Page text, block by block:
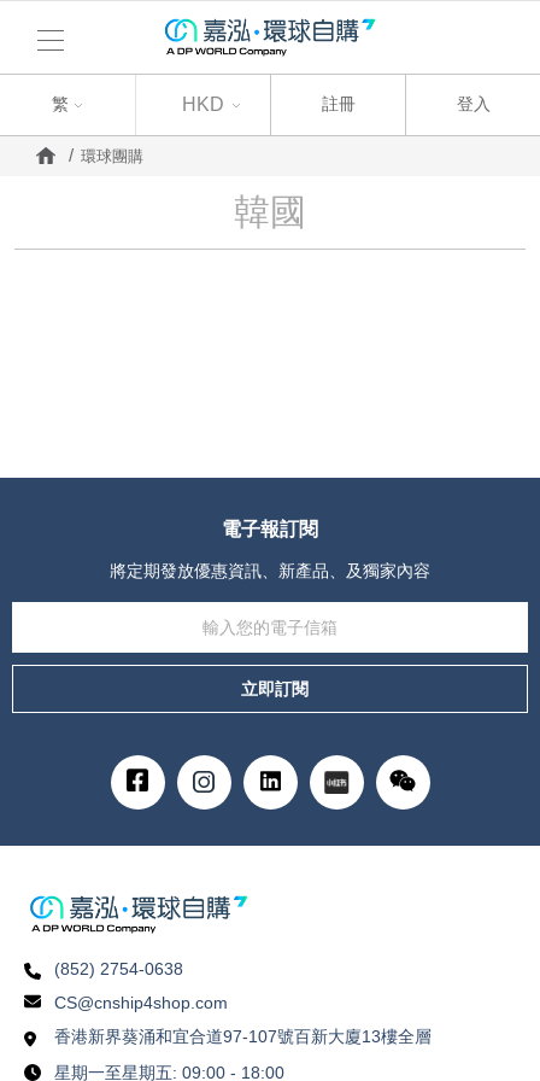
繁 HKD 註冊 登入
環球團購
韓國
電子報訂閱
將定期發放優惠資訊、新產品、及獨家內容
立即訂閱
(852) 2754-0638
CS@cnship4shop.com
香港新界葵涌和宜合道97-107號百新大廈13樓全層
星期一至星期五: 09:00 - 18:00